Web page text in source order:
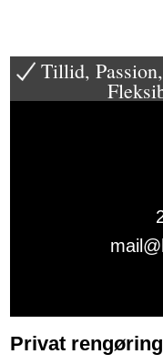
Tillid,
Privat rengøring